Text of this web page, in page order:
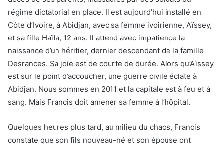
régime dictatorial en place. Il est aujourd’hui installé en
Côte d’Ivoire, à Abidjan, avec sa femme ivoirienne, Aïssey,
et sa fille Haïla, 12 ans. Il attend avec impatience la
naissance d’un héritier, dernier descendant de la famille
Desrances. Sa joie est de courte de durée. Alors qu’Aïssey
est sur le point d’accoucher, une guerre civile éclate à
Abidjan. Nous sommes en 2011 et la capitale est à feu et à
sang. Mais Francis doit amener sa femme à l’hôpital.
Quelques heures plus tard, au milieu du chaos, Francis
constate que son fils nouveau-né et son épouse ont